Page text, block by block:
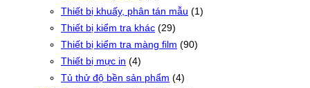
Thiết bị khuấy, phân tán mẫu (1)
Thiết bị kiểm tra khác (29)
Thiết bị kiểm tra màng film (90)
Thiết bị mực in (4)
Tủ thử độ bền sản phẩm (4)